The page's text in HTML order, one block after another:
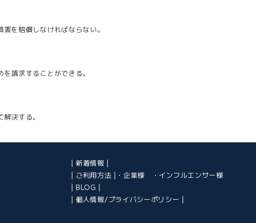
を賠償しなければならない。
請求することができる。
決する。
新着情報
ご利用方法
・企業様
・インフルエンサー様
BLOG
個人情報/プライバシーポリシー